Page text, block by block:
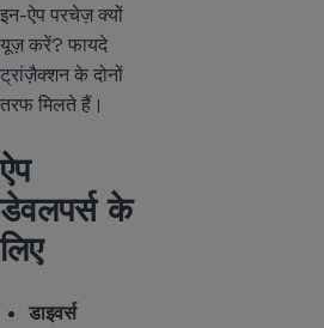
इन-ऐप परचेज़ क्यों
यूज़ करें? फायदे
ट्रांज़ैक्शन के दोनों
तरफ मिलते हैं।
ऐप
डेवलपर्स के
लिए
डाइवर्स